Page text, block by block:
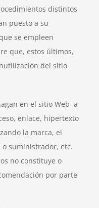
distintos
puesto a su
se empleen
que, estos últimos,
del sitio
en el sitio Web a
enlace, hipertexto
la marca, el
suministrador, etc.
no constituye o
por parte